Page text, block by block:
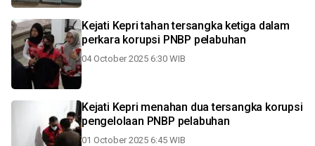
Kejati Kepri tahan tersangka ketiga dalam
perkara korupsi PNBP pelabuhan
04 October 2025 6:30 WIB
Kejati Kepri menahan dua tersangka korupsi
pengelolaan PNBP pelabuhan
01 October 2025 6:45 WIB